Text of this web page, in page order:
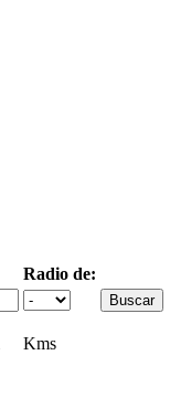
Radio de:
Kms